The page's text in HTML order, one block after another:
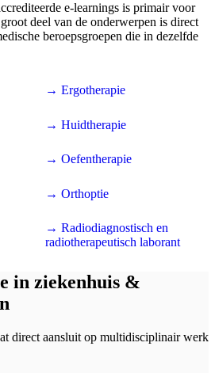
e-learnings is primair voor
deel van de onderwerpen is direct
beroepsgroepen die in dezelfde
→ Ergotherapie
→ Huidtherapie
→ Oefentherapie
→ Orthoptie
→ Radiodiagnostisch en
radiotherapeutisch laborant
in ziekenhuis &
direct aansluit op multidisciplinair werk